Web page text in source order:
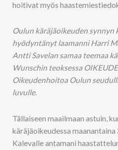
hoitivat myös
Oulun käräjäoikeuden synnyn
hyödyntänyt laamanni Harri
Antti Savelan samaa teemaa
Wunschin teoksessa
Oikeudenhoitoa Oulun
luvulle.
Tällaiseen maailmaan astuin,
käräjäoikeudessa maanantaina
Kalevalle antamani